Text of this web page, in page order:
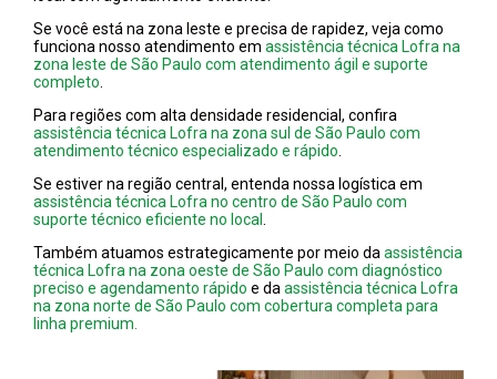
Se você está na zona leste e precisa de rapidez, veja como
funciona nosso atendimento em assistência técnica Lofra na
zona leste de São Paulo com atendimento ágil e suporte
completo
Para regiões com alta densidade residencial, confira
assistência técnica Lofra na zona sul de São Paulo com
atendimento técnico especializado e rápido
Se estiver na região central, entenda nossa logística em
assistência técnica Lofra no centro de São Paulo com
suporte técnico eficiente no local
Também atuamos estrategicamente por meio da assistência
técnica Lofra na zona oeste de São Paulo com diagnóstico
preciso e agendamento rápido e da assistência técnica Lofra
na zona norte de São Paulo com cobertura completa para
linha premium.